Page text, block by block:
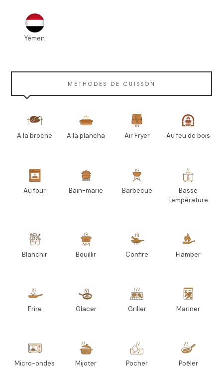
Yémen
MÉTHODES DE CUISSON
A la broche A la plancha Air Fryer Au feu de bois
Au four Bain-marie Barbecue
Basse
température
Blanchir Bouillir Confire Flamber
Frire Glacer Griller Mariner
Micro-ondes Mijoter Pocher Poêler